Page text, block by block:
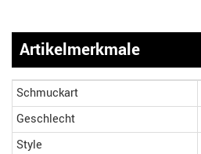
Artikelmerkmale
Schmuckart
Geschlecht
Style